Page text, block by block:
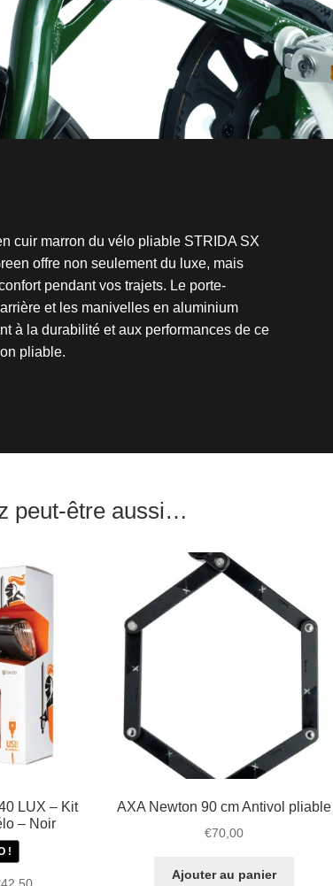
cuir marron du vélo pliable STRIDA SX
offre non seulement du luxe, mais
pendant vos trajets. Le porte-
et les manivelles en aluminium
à la durabilité et aux performances de ce
pliable.
peut-être aussi…
LUX – Kit
– Noir
!
Le
AXA Newton 90 cm Antivol pliable
€70,00
Ajouter au panier